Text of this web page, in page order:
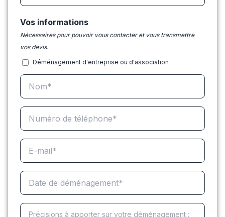
Vos informations
Nécessaires pour pouvoir vous contacter et vous transmettre
vos devis.
Déménagement d'entreprise ou d'association